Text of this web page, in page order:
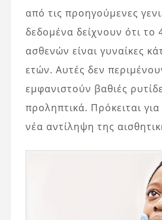
από τις προηγούμενες
δεδομένα δείχνουν ότι το
ασθενών είναι γυναίκες
ετών. Αυτές δεν
εμφανιστούν βαθιές
προληπτικά. Πρόκειται
νέα αντίληψη της